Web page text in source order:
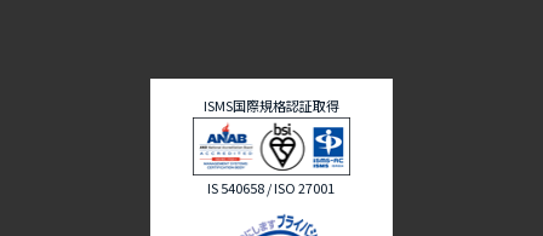
ISMS国際規格認証取得
IS 540658 / ISO 27001